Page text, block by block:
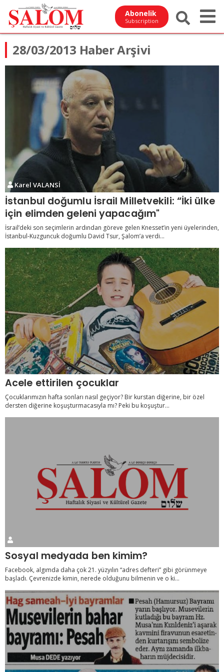
Abonelik
Subscription
28/03/2013 Haber Arşivi
Karel VALANSİ
İstanbul doğumlu İsrail Milletvekili: “İki ülke
için elimden geleni yapacağım"
İsrail’deki son seçimlerin ardından göreve gelen Knesset’in yeni üyelerinden,
İstanbul-Kuzguncuk doğumlu David Tsur, Şalom’a verdi...
Acele ettirilen çocuklar
Çocuklarımızın hafta sonları nasıl geçiyor? Bir kurstan diğerine, bir özel
dersten diğerine koşuşturmacasıyla mı? Peki bu koşuştur...
Sosyal medyada ben kimim?
Facebook, algımda daha çok 21. yüzyılın “adres defteri” gibi görünmeye
başladı. Çevrenizde kimin, nerede olduğunu bilmenin ve o ki...